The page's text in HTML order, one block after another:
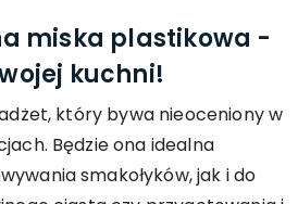
miska plastikowa -
kuchni!
który bywa nieoceniony w
Będzie ona idealna
smakołyków, jak i do